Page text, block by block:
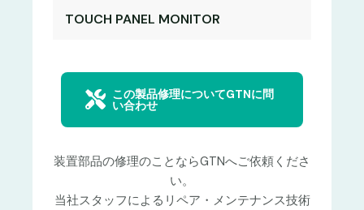
TOUCH PANEL MONITOR
この製品修理についてGTNに問
い合わせ
装置部品の修理のことならGTNへご依頼くださ
い。
当社スタッフによるリペア・メンテナンス技術